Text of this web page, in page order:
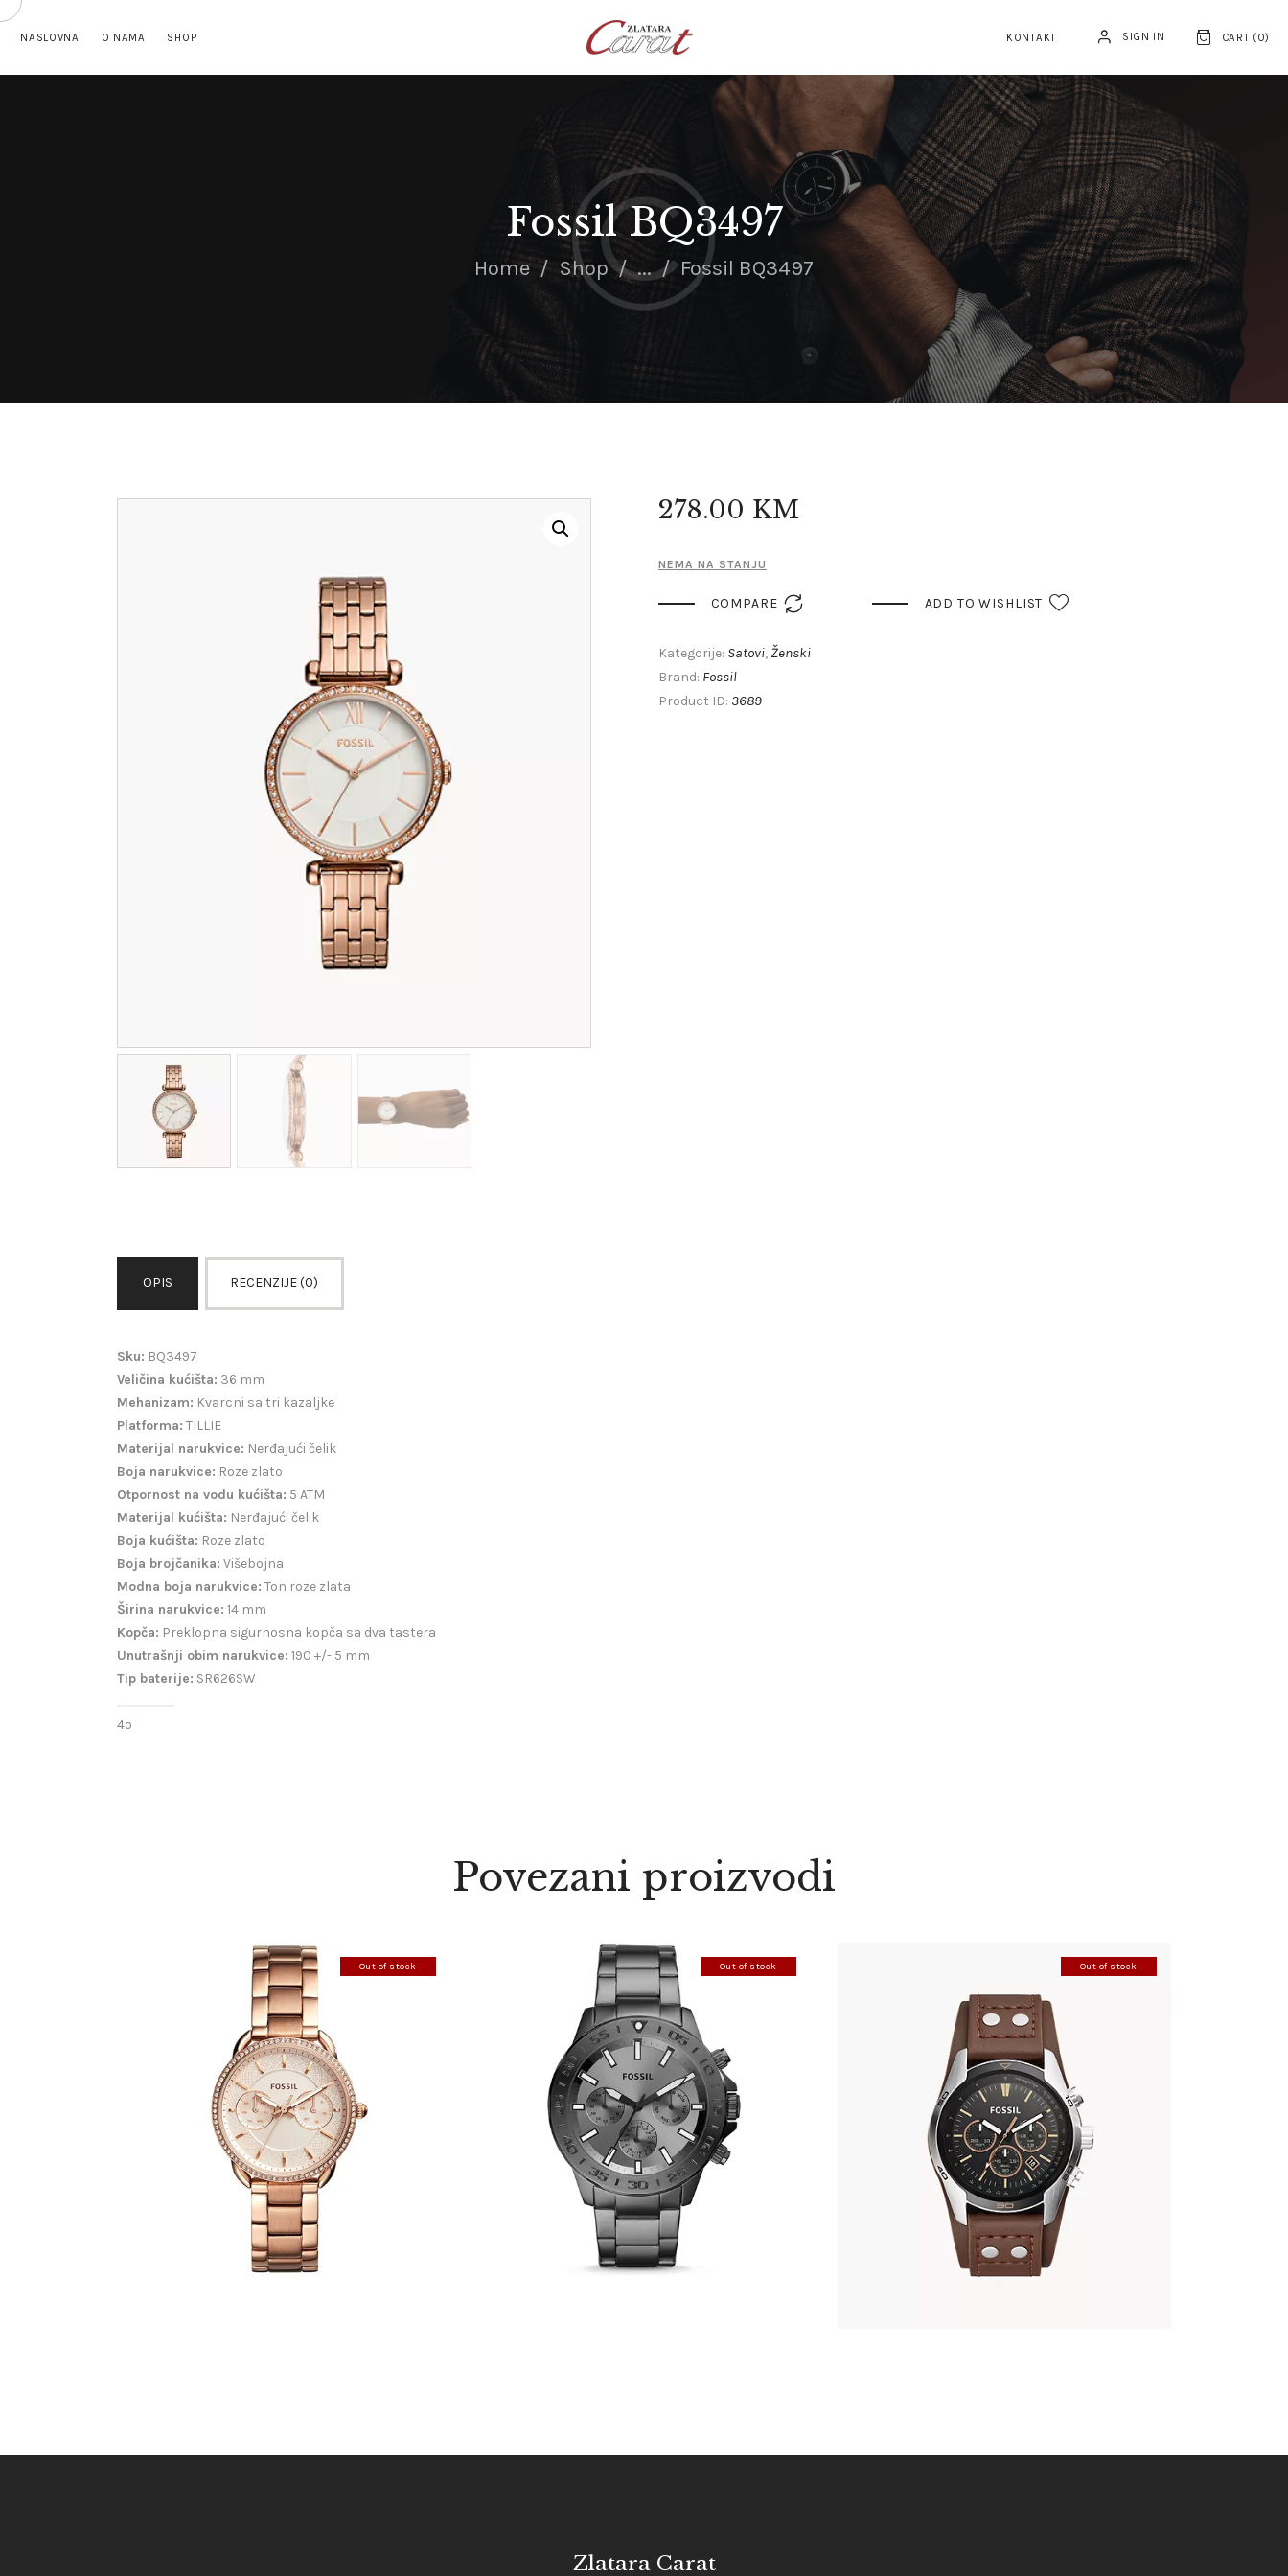
NASLOVNA O NAMA SHOP KONTAKT SIGN IN CART (0)
Fossil BQ3497
Home Shop ... Fossil BQ3497
NASLOVNA
O NAMA
SATOVI
SREBRNI NAKIT
ZLATNI NAKIT
278.00 KM
NEMA NA STANJU
COMPARE  ADD TO WISHLIST
Kategorije: Satovi, Ženski
Brand: Fossil
Product ID: 3689
OPIS RECENZIJE (0)
Sku: BQ3497
Veličina kućišta: 36 mm
Mehanizam: Kvarcni sa tri kazaljke
Platforma: TILLIE
Materijal narukvice: Nerđajući čelik
Boja narukvice: Roze zlato
Otpornost na vodu kućišta: 5 ATM
Materijal kućišta: Nerđajući čelik
Boja kućišta: Roze zlato
Boja brojčanika: Višebojna
Modna boja narukvice: Ton roze zlata
Širina narukvice: 14 mm
Kopča: Preklopna sigurnosna kopča sa dva tastera
Unutrašnji obim narukvice: 190 +/- 5 mm
Tip baterije: SR626SW
4o
Povezani proizvodi
Out of stock
FOSSIL ES4264
337.00 KM
Out of stock
FOSSIL BQ2491
390.00 KM
Out of stock
FOSSIL CH2891
345.00 KM
Zlatara Carat